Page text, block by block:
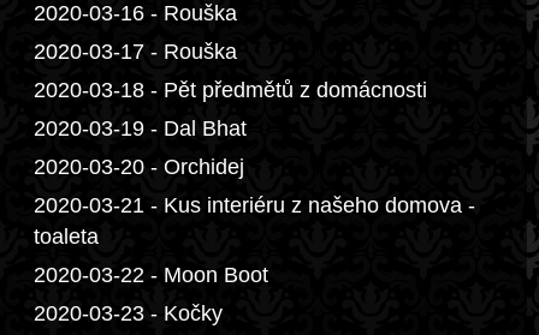
2020-03-16 - Rouška
2020-03-17 - Rouška
2020-03-18 - Pět předmětů z domácnosti
2020-03-19 - Dal Bhat
2020-03-20 - Orchidej
2020-03-21 - Kus interiéru z našeho domova -
toaleta
2020-03-22 - Moon Boot
2020-03-23 - Kočky